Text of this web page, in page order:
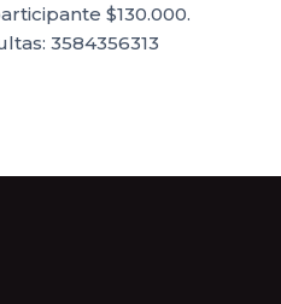
$130.000.
3584356313